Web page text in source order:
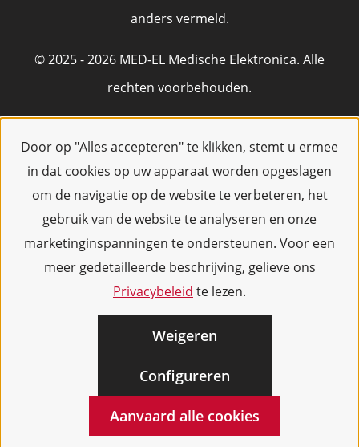
Door op "Alles accepteren" te klikken, stemt u ermee
in dat cookies op uw apparaat worden opgeslagen
om de navigatie op de website te verbeteren, het
gebruik van de website te analyseren en onze
marketinginspanningen te ondersteunen. Voor een
meer gedetailleerde beschrijving, gelieve ons
Privacybeleid te lezen.
Weigeren
Configureren
Aanvaard alle cookies
anders vermeld.
© 2025 - 2026 MED-EL Medische Elektronica. Alle
rechten voorbehouden.